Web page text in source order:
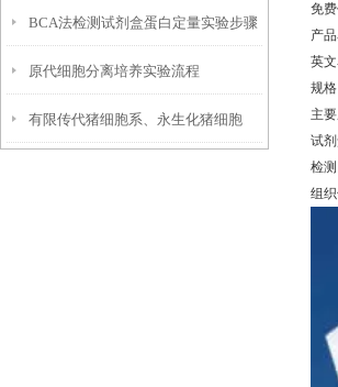
择
BCA法检测试剂盒蛋白定量实验步骤
原代细胞分离培养实验流程
有限传代猪细胞系、永生化猪细胞
免
产品
英文
规格
主
试
检
组